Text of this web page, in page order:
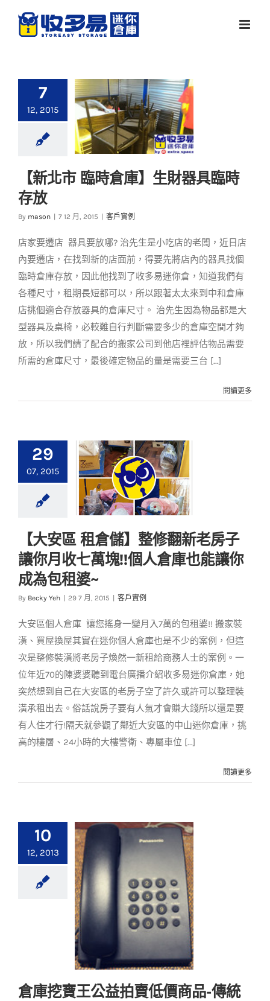
7
12, 2015
客戶實例
【新北市 臨時倉庫】生財器具臨時
存放
By mason 7 12 月, 2015 客戶實例
店家要遷店 器具要放哪? 治先生是小吃店的老闆，近日店
內要遷店，在找到新的店面前，得要先將店內的器具找個
臨時倉庫存放，因此他找到了收多易迷你倉，知道我們有
各種尺寸，租期長短都可以，所以跟著太太來到中和倉庫
店挑個適合存放器具的倉庫尺寸。 治先生因為物品都是大
型器具及桌椅，必較難自行判斷需要多少的倉庫空間才夠
放，所以我們請了配合的搬家公司到他店裡評估物品需要
所需的倉庫尺寸，最後確定物品的量是需要三台 [...]
閱讀更多
29
07, 2015
【大安區 租倉儲】整
修翻新老房子讓你月
收七萬塊!!個人倉庫也
能讓你成為包租婆~
客戶實例
【大安區 租倉儲】整修翻新老房子
讓你月收七萬塊!!個人倉庫也能讓你
成為包租婆~
By Becky Yeh 29 7 月, 2015 客戶實例
大安區個人倉庫 讓您搖身一變月入7萬的包租婆!! 搬家裝
潢、買屋換屋其實在迷你個人倉庫也是不少的案例，但這
次是整修裝潢將老房子煥然一新租給商務人士的案例。一
位年近70的陳婆婆聽到電台廣播介紹收多易迷你倉庫，她
突然想到自己在大安區的老房子空了許久或許可以整理裝
潢承租出去。俗話說房子要有人氣才會賺大錢所以還是要
有人住才行!隔天就參觀了鄰近大安區的中山迷你倉庫，挑
高的樓層、24小時的大樓警衛、專屬車位 [...]
閱讀更多
10
12, 2013
倉庫挖寶王公益拍賣低價商品-傳統